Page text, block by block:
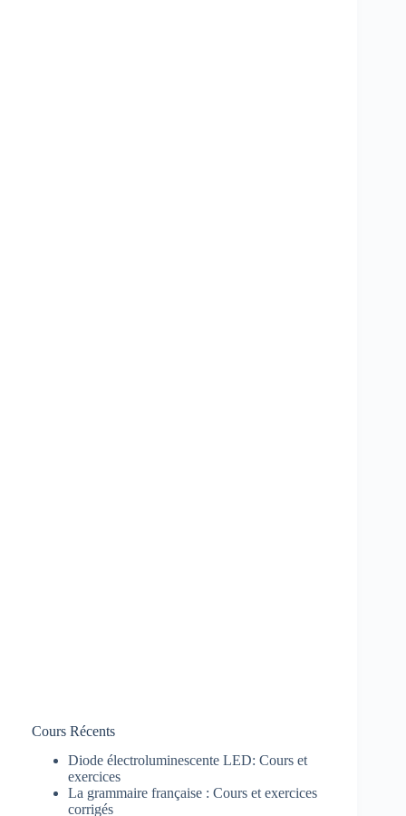
Cours Récents
Diode électroluminescente LED: Cours et
exercices
La grammaire française : Cours et exercices
corrigés